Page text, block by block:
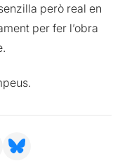
però real en
per fer l’obra